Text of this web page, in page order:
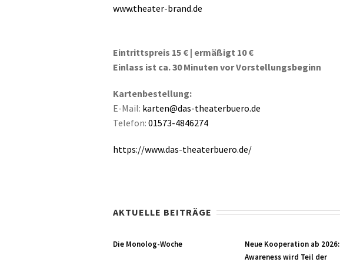
www.theater-brand.de
Eintrittspreis 15 € | ermäßigt 10 €
Einlass ist ca. 30 Minuten vor Vorstellungsbeginn
Kartenbestellung:
E-Mail: karten@das-theaterbuero.de
Telefon: 01573-4846274
https://www.das-theaterbuero.de/
AKTUELLE BEITRÄGE
Die Monolog-Woche
Neue Kooperation ab 2026:
Awareness wird Teil der